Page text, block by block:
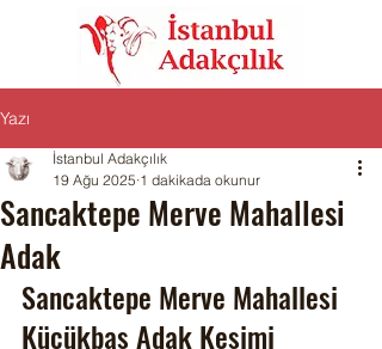
Yazı
Sancaktepe Merve Mahallesi
Adak
İstanbul Adakçılık
19 Ağu 2025 1 dakikada okunur
Sancaktepe Merve Mahallesi
Küçükbaş Adak Kesimi